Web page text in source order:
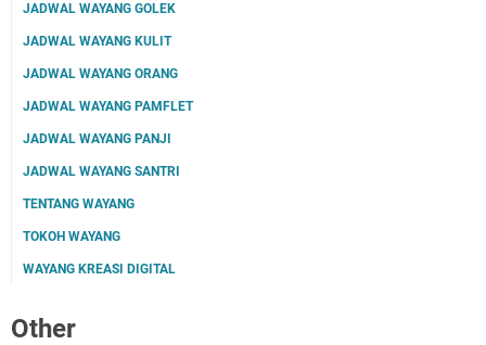
JADWAL WAYANG GOLEK
JADWAL WAYANG KULIT
JADWAL WAYANG ORANG
JADWAL WAYANG PAMFLET
JADWAL WAYANG PANJI
JADWAL WAYANG SANTRI
TENTANG WAYANG
TOKOH WAYANG
WAYANG KREASI DIGITAL
Other